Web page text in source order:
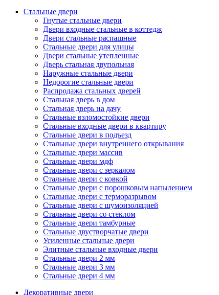
Стальные двери
Гнутые стальные двери
Двери входные стальные в коттедж
Двери стальные распашные
Стальные двери для улицы
Двери стальные утепленные
Дверь стальная двупольная
Наружные стальные двери
Недорогие стальные двери
Распродажа стальных дверей
Стальная дверь в дом
Стальная дверь на дачу
Стальные взломостойкие двери
Стальные входные двери в квартиру
Стальные двери в подъезд
Стальные двери внутреннего открывания
Стальные двери массив
Стальные двери мдф
Стальные двери с зеркалом
Стальные двери с ковкой
Стальные двери с порошковым напылением
Стальные двери с терморазрывом
Стальные двери с шумоизоляцией
Стальные двери со стеклом
Стальные двери тамбурные
Стальные двустворчатые двери
Усиленные стальные двери
Элитные стальные входные двери
Стальные двери 2 мм
Стальные двери 3 мм
Стальные двери 4 мм
Декоративные двери